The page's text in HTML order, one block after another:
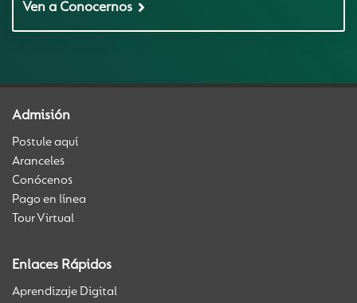
Ven a Conocernos
Admisión
Postule aquí
Aranceles
Conócenos
Pago en línea
Tour Virtual
Enlaces Rápidos
Aprendizaje Digital